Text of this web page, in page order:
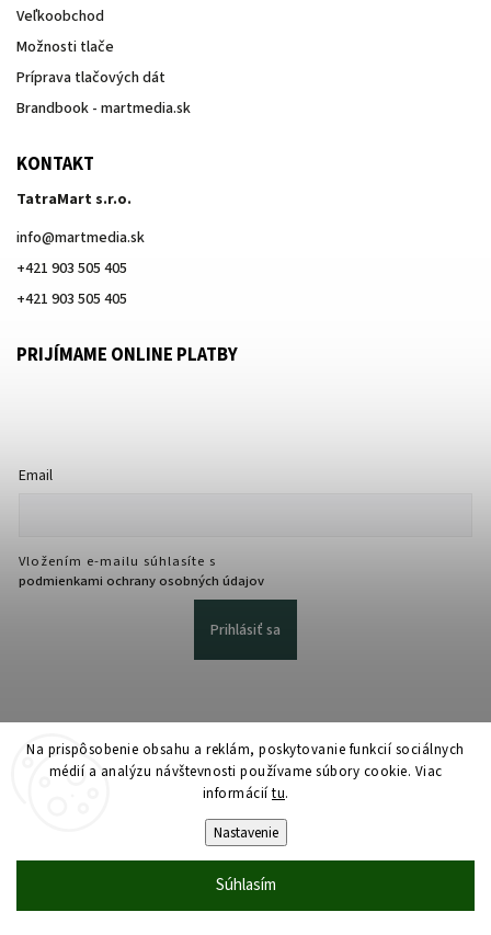
Na prispôsobenie obsahu a reklám, poskytovanie funkcií sociálnych
médií a analýzu návštevnosti používame súbory cookie. Viac
informáciítu.
Nastavenie
Súhlasím
Veľkoobchod
Možnosti tlače
Príprava tlačových dát
Brandbook - martmedia.sk
KONTAKT
TatraMart s.r.o.
info@martmedia.sk
+421 903 505 405
+421 903 505 405
PRIJÍMAME ONLINE PLATBY
Email
Vložením e-mailu súhlasíte s
podmienkami ochrany osobných údajov
Prihlásiť sa
Upraviť nastavenie cookies